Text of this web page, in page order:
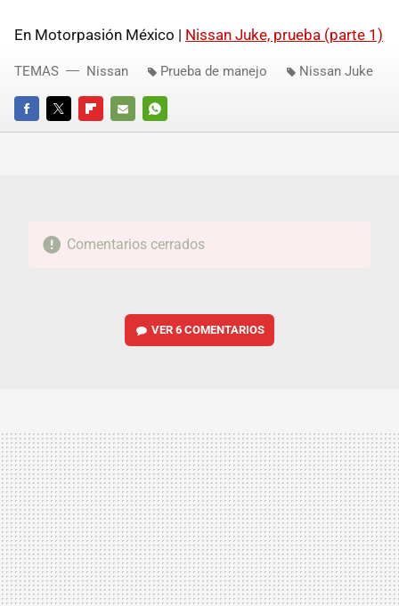
En Motorpasión México | Nissan Juke, prueba (parte 1)
FACEBOOKTWITTERFLIPBOARD
E-
WHATSAPP
TEMAS Nissan Prueba de manejo Nissan Juke
Comentarios cerrados
VER6 COMENTARIOS